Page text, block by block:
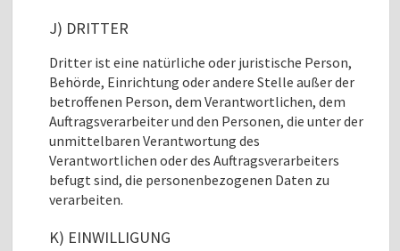
J) DRITTER
Dritter ist eine natürliche oder juristische Person,
Behörde, Einrichtung oder andere Stelle außer der
betroffenen Person, dem Verantwortlichen, dem
Auftragsverarbeiter und den Personen, die unter der
unmittelbaren Verantwortung des
Verantwortlichen oder des Auftragsverarbeiters
befugt sind, die personenbezogenen Daten zu
verarbeiten.
K) EINWILLIGUNG